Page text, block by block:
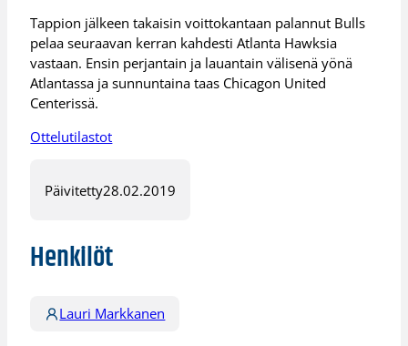
Tappion jälkeen takaisin voittokantaan palannut Bulls
pelaa seuraavan kerran kahdesti Atlanta Hawksia
vastaan. Ensin perjantain ja lauantain välisenä yönä
Atlantassa ja sunnuntaina taas Chicagon United
Centerissä.
Ottelutilastot
Päivitetty28.02.2019
Henkilöt
Lauri Markkanen